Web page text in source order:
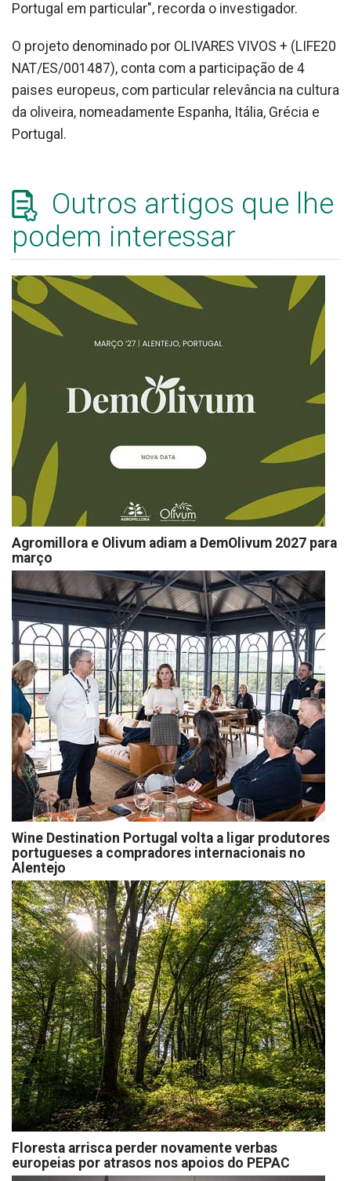
Portugal em particular", recorda o investigador.
O projeto denominado por OLIVARES VIVOS + (LIFE20
NAT/ES/001487), conta com a participação de 4
paises europeus, com particular relevância na cultura
da oliveira, nomeadamente Espanha, Itália, Grécia e
Portugal.
Outros artigos que lhe
podem interessar
Agromillora e Olivum adiam a DemOlivum 2027 para
março
Wine Destination Portugal volta a ligar produtores
portugueses a compradores internacionais no
Alentejo
Floresta arrisca perder novamente verbas
europeias por atrasos nos apoios do PEPAC